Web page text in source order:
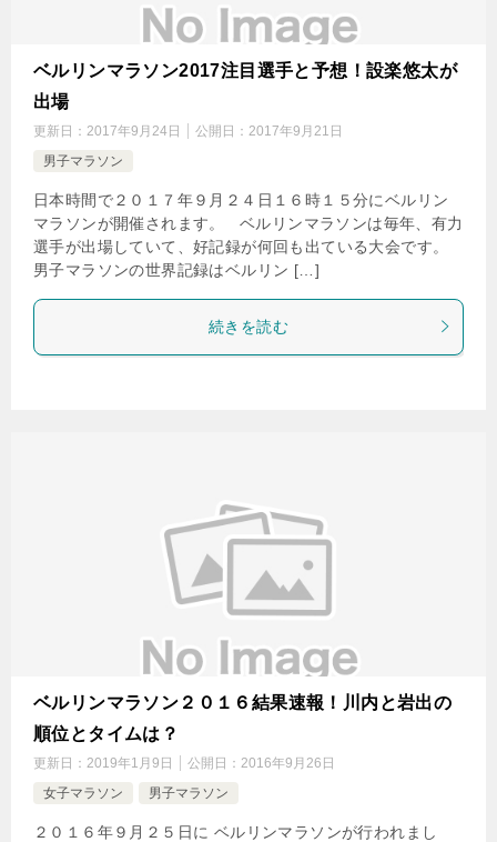
ベルリンマラソン2017注目選手と予想！設楽悠太が
出場
更新日： 2017年9月24日 公開日： 2017年9月21日
男子マラソン
日本時間で２０１７年９月２４日１６時１５分にベルリン
マラソンが開催されます。 ベルリンマラソンは毎年、有力
選手が出場していて、好記録が何回も出ている大会です。
男子マラソンの世界記録はベルリン […]
続きを読む
ベルリンマラソン２０１６結果速報！川内と岩出の
順位とタイムは？
更新日： 2019年1月9日 公開日： 2016年9月26日
女子マラソン
男子マラソン
２０１６年９月２５日に ベルリンマラソンが行われまし